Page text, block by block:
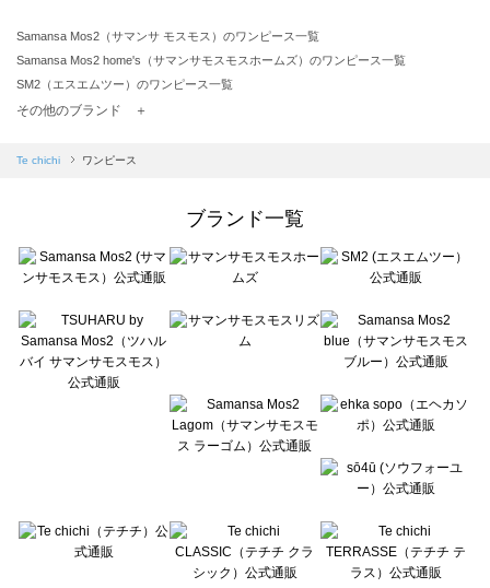
Samansa Mos2（サマンサ モスモス）のワンピース一覧
Samansa Mos2 home's（サマンサモスモスホームズ）のワンピース一覧
SM2（エスエムツー）のワンピース一覧
TSUHARU by Samansa Mos2（ツハルバイサマンサモスモス）のワンピース一覧
Samansa Mos2 blue（サマンサモスモス ブルー）のワンピース一覧
sō4ū（ソウフォーユー）のワンピース一覧
Te chichi（テチチ）のワンピース一覧
Te chichi CLASSIC（テチチ クラシック）のワンピース一覧
Lugnoncure（ルノンキュール）のワンピース一覧
BETTY'S BLUE（べティーズブルー）のワンピース一覧
Wpc.（ワールドパーティー）のワンピース一覧
その他のブランド ＋
Te chichi ワンピース
ブランド一覧